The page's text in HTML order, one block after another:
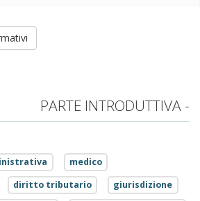
PARTE INTRODUTTIVA -
medico
diritto tributario
giurisdizione